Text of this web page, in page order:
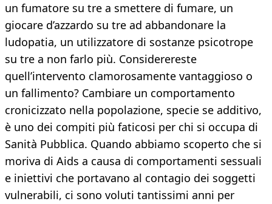
un fumatore su tre a smettere di fumare, un
giocare d’azzardo su tre ad abbandonare la
ludopatia, un utilizzatore di sostanze psicotrope
su tre a non farlo più. Considerereste
quell’intervento clamorosamente vantaggioso o
un fallimento? Cambiare un comportamento
cronicizzato nella popolazione, specie se additivo,
è uno dei compiti più faticosi per chi si occupa di
Sanità Pubblica. Quando abbiamo scoperto che si
moriva di Aids a causa di comportamenti sessuali
e iniettivi che portavano al contagio dei soggetti
vulnerabili, ci sono voluti tantissimi anni per